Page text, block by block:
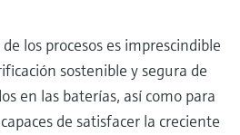
los procesos es imprescindible
sostenible y segura de
en las baterías, así como para
de satisfacer la creciente